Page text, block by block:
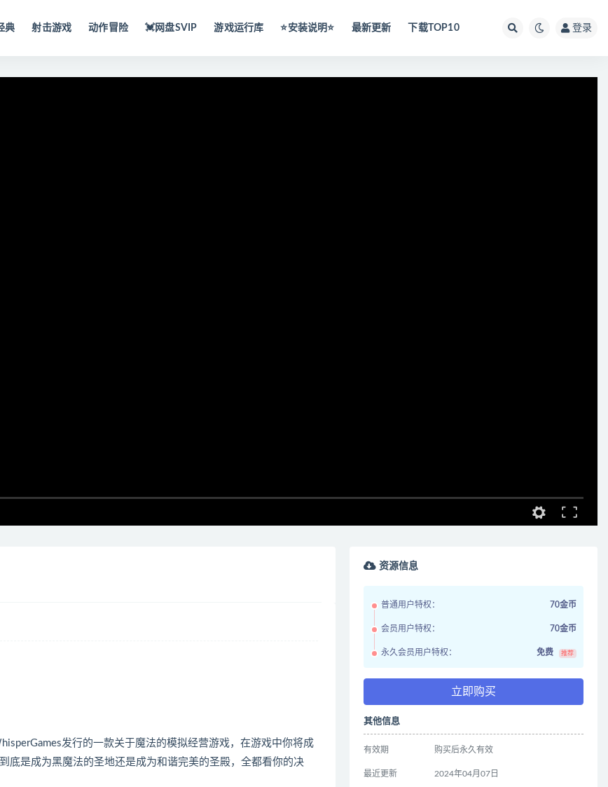
典 射击游戏 动作冒险 💓网盘SVIP 游戏运行库 ⭐️安装说明⭐️ 最新更新 下载TOP10 登录
发行的一款关于魔法的模拟经营游戏，在游戏中你将成
底是成为黑魔法的圣地还是成为和谐完美的圣殿，全都看你的决
资源信息
普通用户特权： 70金币
会员用户特权： 70金币
永久会员用户特权： 免费 推荐
立即购买
其他信息
有效期 购买后永久有效
最近更新 2024年04月07日